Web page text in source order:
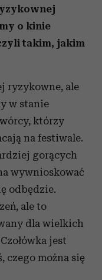
o kinie
takim, jakim
ryzykowne, ale
w stanie
którzy
na festiwale.
gorących
wywnioskować
odbędzie.
ale to
dla wielkich
jest
czego można się